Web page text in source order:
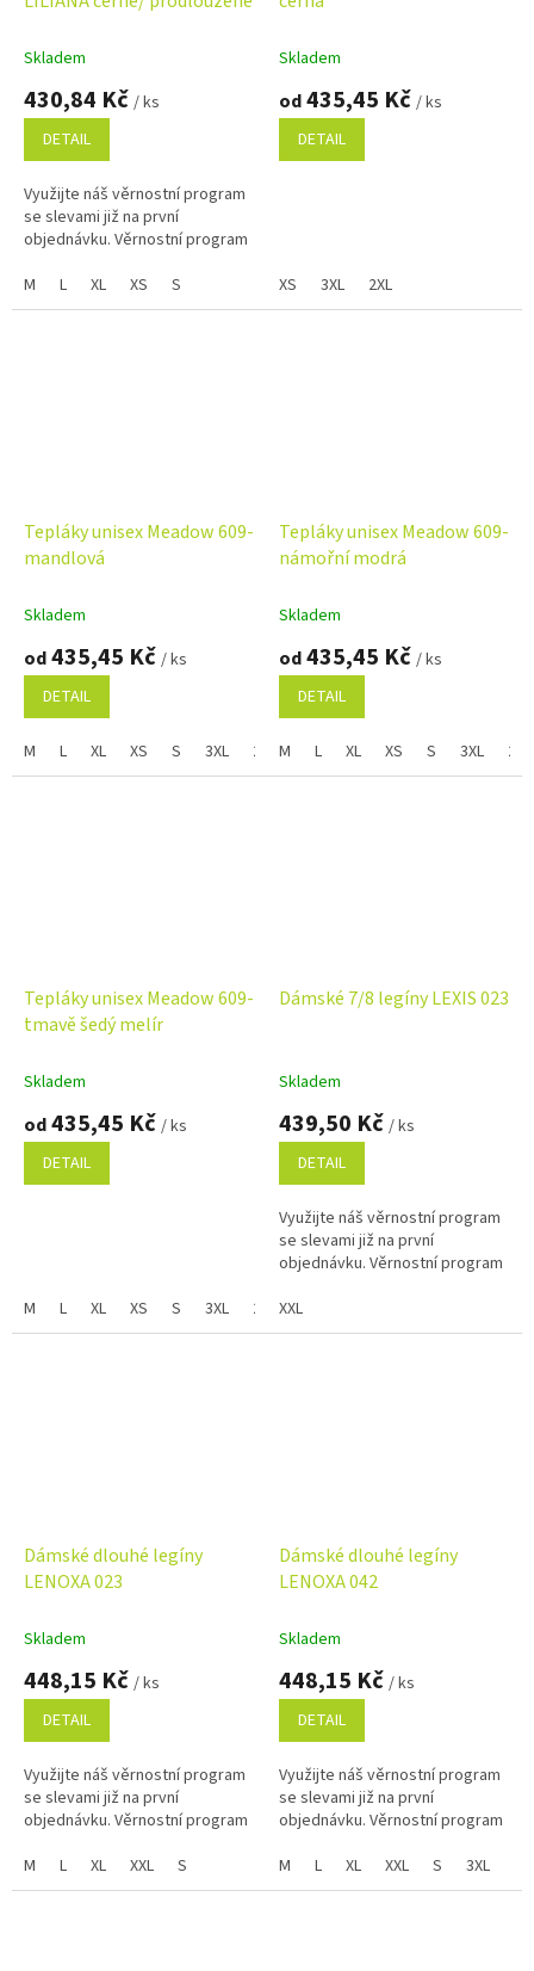
Skladem
430,84 Kč / ks
DETAIL
Využijte náš věrnostní program
se slevami již na první
objednávku. Věrnostní program
M
L XL XS S
Skladem
od435,45 Kč / ks
DETAIL
XS 3XL 2XL
Tepláky unisex Meadow 609-
mandlová
Skladem
od435,45 Kč / ks
DETAIL
M L XL XS S 3XL 2XL
Tepláky unisex Meadow 609-
námořní modrá
Skladem
od435,45 Kč / ks
DETAIL
M L XL XS S 3XL 2XL
Tepláky unisex Meadow 609-
tmavě šedý melír
Skladem
od435,45 Kč / ks
DETAIL
M L XL XS S 3XL 2XL
Dámské 7/8 legíny LEXIS 023
Skladem
439,50 Kč / ks
DETAIL
Využijte náš věrnostní program
se slevami již na první
objednávku. Věrnostní program
XXL
Dámské dlouhé legíny
LENOXA 023
Skladem
448,15 Kč / ks
DETAIL
Využijte náš věrnostní program
se slevami již na první
objednávku. Věrnostní program
M
L XL XXL S
Dámské dlouhé legíny
LENOXA 042
Skladem
448,15 Kč / ks
DETAIL
Využijte náš věrnostní program
se slevami již na první
objednávku. Věrnostní program
M
L XL XXL S 3XL